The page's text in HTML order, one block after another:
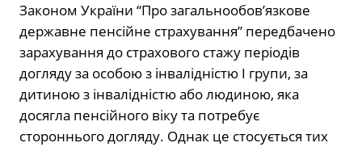
Законом України “Про загальнообов’язкове
державне пенсійне страхування” передбачено
зарахування до страхового стажу періодів
догляду за особою з інвалідністю І групи, за
дитиною з інвалідністю або людиною, яка
досягла пенсійного віку та потребує
стороннього догляду. Однак це стосується тих